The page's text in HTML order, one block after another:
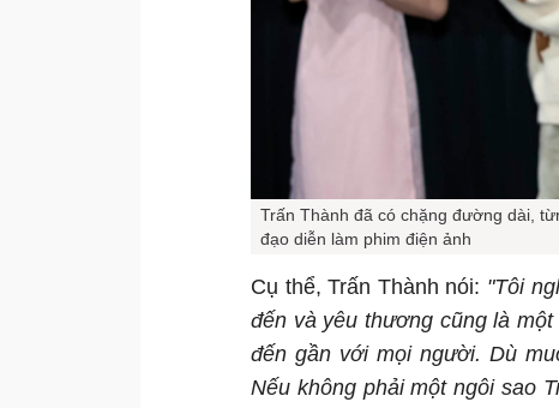
Trấn Thành đã có chặng đường dài,
đạo diễn làm phim điện ảnh
Cụ thể, Trấn Thành nói: "Tôi
đến và yêu thương cũng là
đến gần với mọi người. Dù
Nếu không phải một ngôi sao